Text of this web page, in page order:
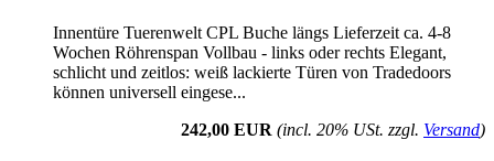
Innentüre Tuerenwelt CPL Buche längs Lieferzeit ca. 4-8
Wochen Röhrenspan Vollbau - links oder rechts Elegant,
schlicht und zeitlos: weiß lackierte Türen von Tradedoors
können universell eingese...
242,00 EUR (incl. 20% USt. zzgl. Versand)